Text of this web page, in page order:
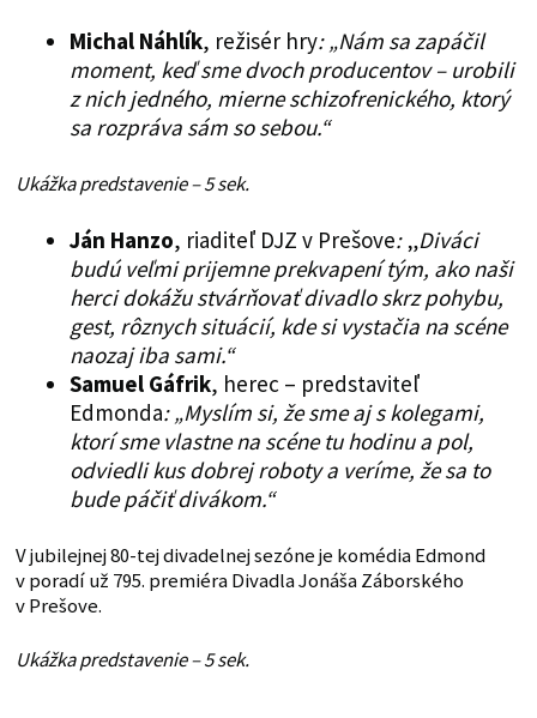
Michal Náhlík, režisér hry: „Nám sa zapáčil
moment, keď sme dvoch producentov – urobili
z nich jedného, mierne schizofrenického, ktorý
sa rozpráva sám so sebou.“
Ukážka predstavenie – 5 sek.
Ján Hanzo, riaditeľ DJZ v Prešove:„Diváci
budú veľmi prijemne prekvapení tým, ako naši
herci dokážu stvárňovať divadlo skrz pohybu,
gest, rôznych situácií, kde si vystačia na scéne
naozaj iba sami.“
Samuel Gáfrik, herec – predstaviteľ
Edmonda: „Myslím si, že sme aj s kolegami,
ktorí sme vlastne na scéne tu hodinu a pol,
odviedli kus dobrej roboty a veríme, že sa to
bude páčiť divákom.“
V jubilejnej 80-tej divadelnej sezóne je komédia Edmond
v poradí už 795. premiéra Divadla Jonáša Záborského
v Prešove.
Ukážka predstavenie – 5 sek.